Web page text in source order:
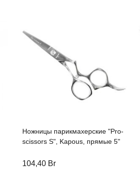
Ножницы парикмахерские "Pro-
scissors S", Kapous, прямые 5"
104,40 Br